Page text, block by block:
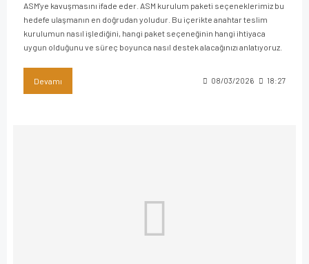
ASM'ye kavuşmasını ifade eder. ASM kurulum paketi seçeneklerimiz bu
hedefe ulaşmanın en doğrudan yoludur. Bu içerikte anahtar teslim
kurulumun nasıl işlediğini, hangi paket seçeneğinin hangi ihtiyaca
uygun olduğunu ve süreç boyunca nasıl destek alacağınızı anlatıyoruz.
Devamı 08/03/2026 18:27